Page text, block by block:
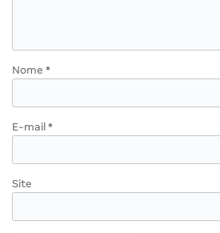
Nome *
E-mail *
Site